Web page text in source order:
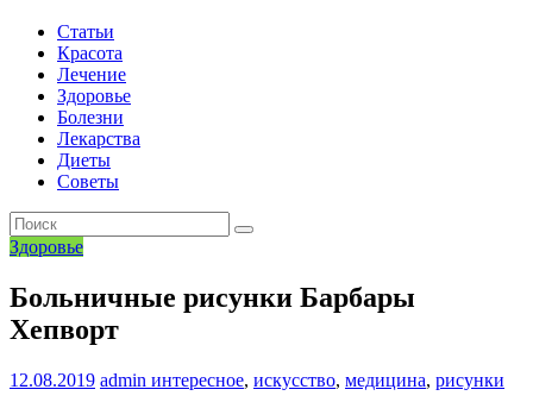
Статьи
Красота
Лечение
Здоровье
Болезни
Лекарства
Диеты
Советы
Здоровье
Больничные рисунки Барбары
Хепворт
12.08.2019 admin интересное, искусство, медицина, рисунки